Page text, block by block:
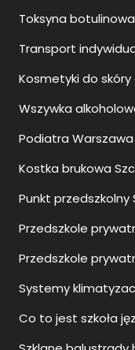
Toksyna botulinowa
Transport
Kosmetyki do
Wszywka
Podiatra Warszawa
Kostka brukowa
Punkt przedszkolny
Przedszkole
Przedszkole
Systemy
Co to jest szkoła